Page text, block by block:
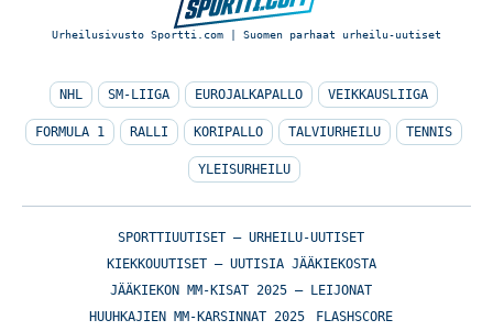
Urheilusivusto Sportti.com | Suomen parhaat urheilu-uutiset
NHL SM-LIIGA EUROJALKAPALLO VEIKKAUSLIIGA
FORMULA 1 RALLI KORIPALLO TALVIURHEILU TENNIS
YLEISURHEILU
SPORTTIUUTISET – URHEILU-UUTISET
KIEKKOUUTISET – UUTISIA JÄÄKIEKOSTA
JÄÄKIEKON MM-KISAT 2025 – LEIJONAT
HUUHKAJIEN MM-KARSINNAT 2025
FLASHSCORE